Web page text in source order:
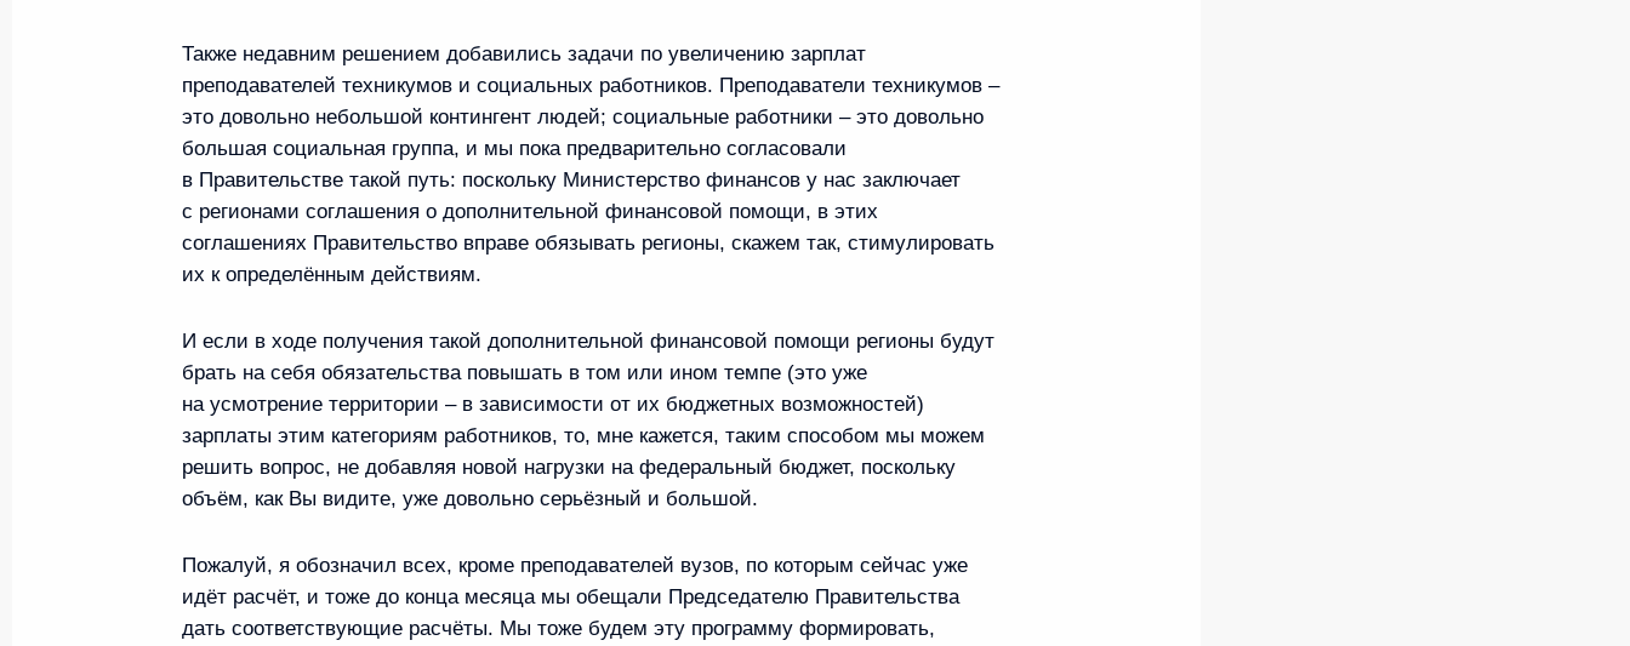
Встреча с военнослужащими Военно-Морского Флота
26 июля 2026 года
Разделы сайта
Президента
России
События
Видео и фото
Документы
Информационные
ресурсы
Президента России
Президент России
Текущий ресурс
Государственная
символика
Обратиться к Президенту
Официальные
сетевые ресурсы
Президента России
MAX
Rutube
Telegram-канал
Правовая и
техническая
информация
О персональных
данных пользователей
Написать в редакцию
Также недавним решением добавились задачи по увеличению зарплат
преподавателей техникумов и социальных работников. Преподаватели техникумов –
это довольно небольшой контингент людей; социальные работники – это довольно
большая социальная группа, и мы пока предварительно согласовали
в Правительстве такой путь: поскольку Министерство финансов у нас заключает
с регионами соглашения о дополнительной финансовой помощи, в этих
соглашениях Правительство вправе обязывать регионы, скажем так, стимулировать
их к определённым действиям.
И если в ходе получения такой дополнительной финансовой помощи регионы будут
брать на себя обязательства повышать в том или ином темпе (это уже
на усмотрение территории – в зависимости от их бюджетных возможностей)
зарплаты этим категориям работников, то, мне кажется, таким способом мы можем
решить вопрос, не добавляя новой нагрузки на федеральный бюджет, поскольку
объём, как Вы видите, уже довольно серьёзный и большой.
Пожалуй, я обозначил всех, кроме преподавателей вузов, по которым сейчас уже
идёт расчёт, и тоже до конца месяца мы обещали Председателю Правительства
дать соответствующие расчёты. Мы тоже будем эту программу формировать,